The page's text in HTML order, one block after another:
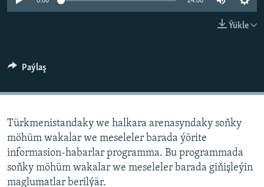
Ýükle
Paýlaş
Türkmenistandaky we halkara arenasyndaky soňky
möhüm wakalar we meseleler barada ýörite
informasion-habarlar programma. Bu programmada
soňky möhüm wakalar we meseleler barada giňişleýin
maglumatlar berilýär.